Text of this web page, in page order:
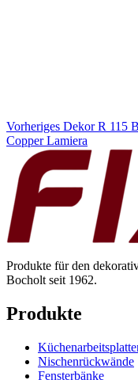
Vorheriges Dekor R 115
Copper Lamiera
Produkte für den
Bocholt seit 1962.
Produkte
Nischenrückwände
Fensterbänke